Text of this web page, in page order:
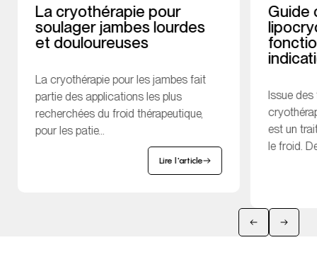
La cryothérapie pour
soulager jambes lourdes
et douloureuses
La cryothérapie pour les jambes fait
partie des applications les plus
recherchées du froid thérapeutique,
pour les patie...
Lire l'article
Guide
Issue
est un
le froid.